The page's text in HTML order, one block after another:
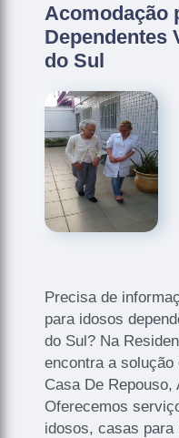
Acomodação
Dependentes
do Sul
Precisa de
para idosos
do Sul? Na
encontra a
Casa De
Oferecemos
idosos, casas